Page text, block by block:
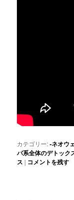
カテゴリー:-ネオウ
パ系全体のデトック
ス | コメントを残す